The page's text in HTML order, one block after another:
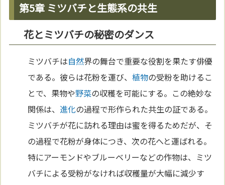
第5章 ミツバチと生態系の共生
花とミツバチの秘密のダンス
ミツバチは自然界の舞台で重要な役割を果たす俳優
である。彼らは花粉を運び、植物の受粉を助けるこ
とで、果物や野菜の収穫を可能にする。この絶妙な
関係は、進化の過程で形作られた共生の証である。
ミツバチが花に訪れる理由は蜜を得るためだが、そ
の過程で花粉が身体につき、次の花へと運ばれる。
特にアーモンドやブルーベリーなどの作物は、ミツ
バチによる受粉がなければ収穫量が大幅に減少す